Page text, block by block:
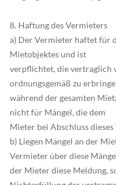
8. Haftung des Vermieters
a) Der Vermieter haftet für
Mietobjektes und ist
verpflichtet, die vertraglich
ordnungsgemäß zu
während der gesamten
nicht für Mängel, die dem
Mieter bei Abschluss
b) Liegen Mängel an der
Vermieter über diese
der Mieter diese Meldung,